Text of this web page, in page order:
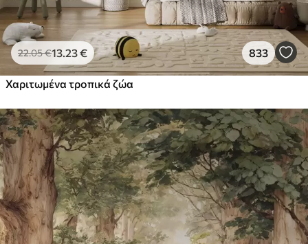
22.05€13 .23€ 833
Χαριτωμένα τροπικά ζώα